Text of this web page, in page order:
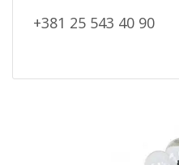
+381 25 543 40 90